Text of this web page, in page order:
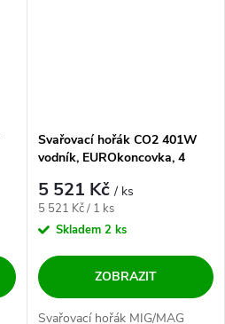
Svařovací hořák CO2 401W
vodník, EUROkoncovka, 4
5 521 Kč/ ks
Měrná cena:
5 521 Kč / 1 ks
Skladem 2 ks
ZOBRAZIT
Svařovací hořák MIG/MAG